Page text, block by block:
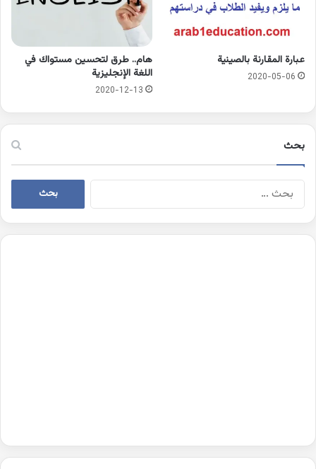
عبارة المقارنة بالصينية
2020-05-06
هام.. طرق لتحسين مستواك في
اللغة الإنجليزية
2020-12-13
بحث
البحث